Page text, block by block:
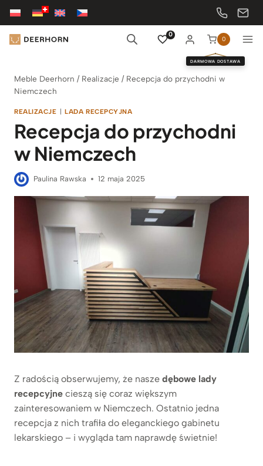
Przejdź
treści
0
0
DARMOWA DOSTAWA
Meble Deerhorn / Realizacje / Recepcja do przychodni w
Niemczech
REALIZACJE | LADA RECEPCYJNA
Recepcja do przychodni
w Niemczech
Paulina Rawska 12 maja 2025
Z radością obserwujemy, że nasze dębowe lady
recepcyjne cieszą się coraz większym
zainteresowaniem w Niemczech. Ostatnio jedna
recepcja z nich trafiła do eleganckiego gabinetu
lekarskiego – i wygląda tam naprawdę świetnie!